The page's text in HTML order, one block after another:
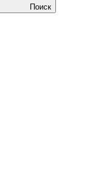
Поиск